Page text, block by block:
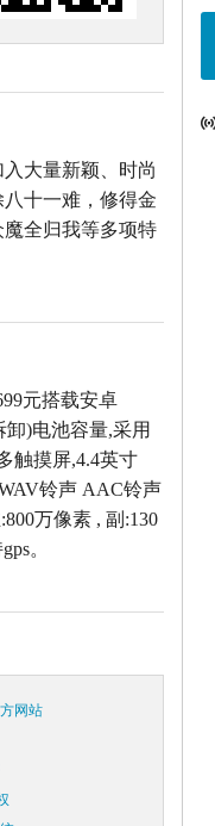
大量新颖、时尚
十一难，修得金
全归我等多项特
元搭载安卓
卸)电池容量,采用
触摸屏,4.4英寸
铃声 AAC铃声
万像素 , 副:130
。
网站